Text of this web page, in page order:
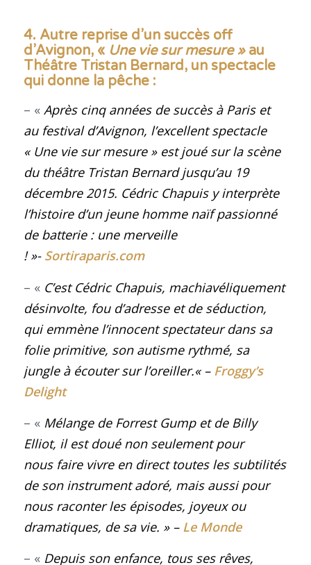
4. Autre reprise d’un succès off
d’Avignon, « Une vie sur mesure »au
Théâtre Tristan Bernard, un spectacle
qui donne la pêche:
– « Après cinq années de succès à Paris et
au festival d’Avignon, l’excellent spectacle
« Une vie sur mesure » est joué sur la scène
du théâtre Tristan Bernard jusqu’au 19
décembre 2015. Cédric Chapuis y interprète
l’histoire d’un jeune homme naïf passionné
de batterie : une merveille
! »- Sortiraparis.com
– « C’estCédric Chapuis, machiavéliquement
désinvolte, fou d’adresse et de séduction,
qui emmène l’innocent spectateur dans sa
folie primitive, son autisme rythmé, sa
jungle à écouter sur l’oreiller.« – Froggy’s
Delight
– « Mélange de Forrest Gump et de Billy
Elliot, il est doué non seulement pour
nous faire vivre en direct toutes les subtilités
de son instrument adoré, mais aussi pour
nous raconter les épisodes, joyeux ou
dramatiques, de sa vie. » – Le Monde
– « Depuis son enfance, tous ses rêves,